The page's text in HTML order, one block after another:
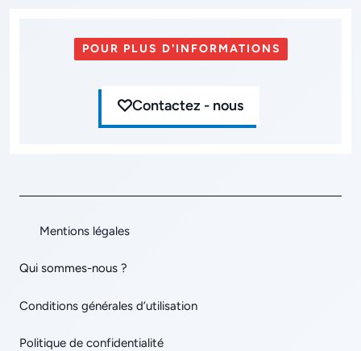
POUR PLUS D'INFORMATIONS
Contactez - nous
Mentions légales
Qui sommes-nous ?
Conditions générales d’utilisation
Politique de confidentialité